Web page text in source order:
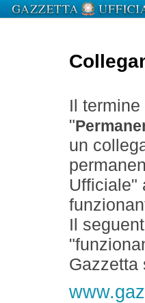
Il
"
un
Ufficiale"
Il
Gazzetta